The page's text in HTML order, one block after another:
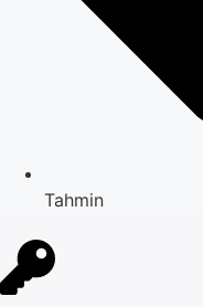
Tahmin